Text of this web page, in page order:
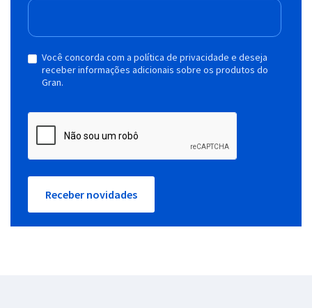
Você concorda com a política de privacidade e deseja
receber informações adicionais sobre os produtos do
Gran.
Receber novidades